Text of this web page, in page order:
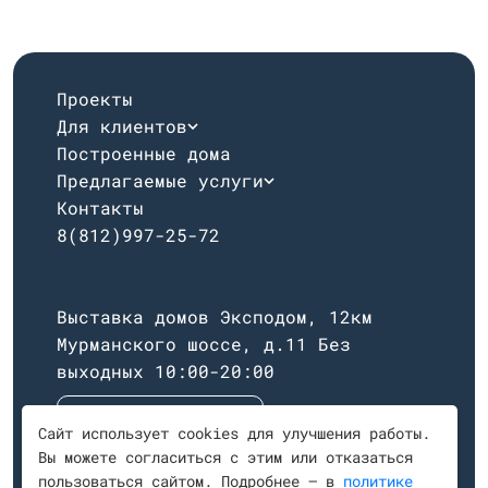
Проекты
Для клиентов
Построенные дома
Предлагаемые услуги
Контакты
8(812)997-25-72
Выставка домов Эксподом, 12км
Мурманского шоссе, д.11 Без
выходных 10:00-20:00
Построить маршрут
Сайт использует cookies для улучшения работы.
Вы можете согласиться с этим или отказаться
пользоваться сайтом. Подробнее — в политике